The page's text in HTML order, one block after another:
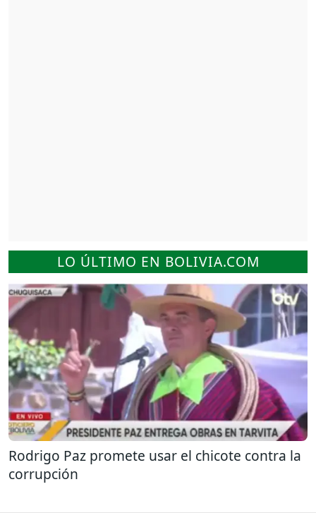
LO ÚLTIMO EN BOLIVIA.COM
Rodrigo Paz promete usar el chicote contra la
corrupción